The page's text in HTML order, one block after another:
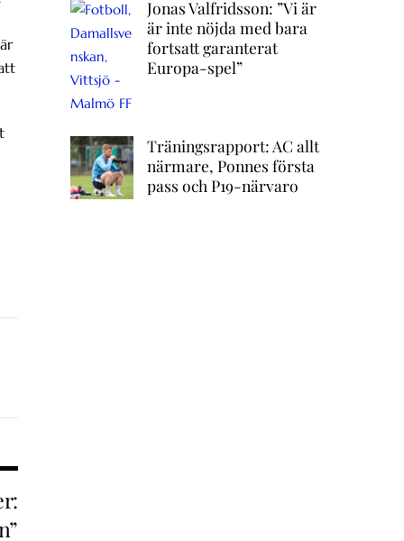
Jonas Valfridsson: ”Vi är
är inte nöjda med bara
fortsatt garanterat
Europa-spel”
Träningsrapport: AC allt
närmare, Ponnes första
pass och P19-närvaro